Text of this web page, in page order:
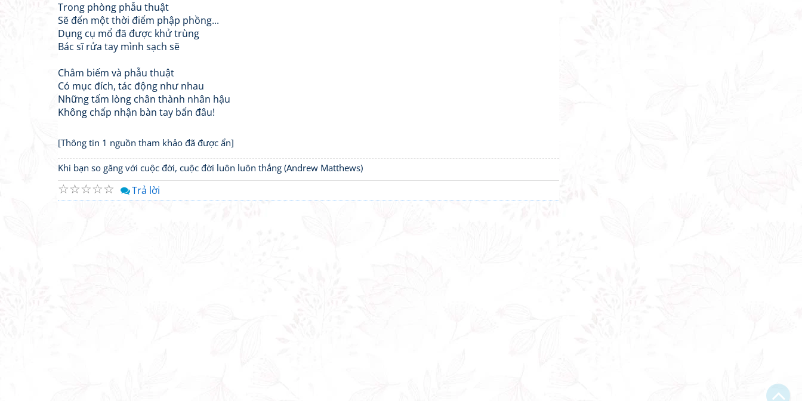
Trong phòng phẫu thuật
Sẽ đến một thời điểm phập phồng...
Dụng cụ mổ đã được khử trùng
Bác sĩ rửa tay mình sạch sẽ
Châm biếm và phẫu thuật
Có mục đích, tác động như nhau
Những tấm lòng chân thành nhân hậu
Không chấp nhận bàn tay bẩn đâu!
[Thông tin 1 nguồn tham khảo đã được ẩn]
Khi bạn so găng với cuộc đời, cuộc đời luôn luôn thắng (Andrew Matthews)
☆
☆
☆
☆
☆ Trả lời